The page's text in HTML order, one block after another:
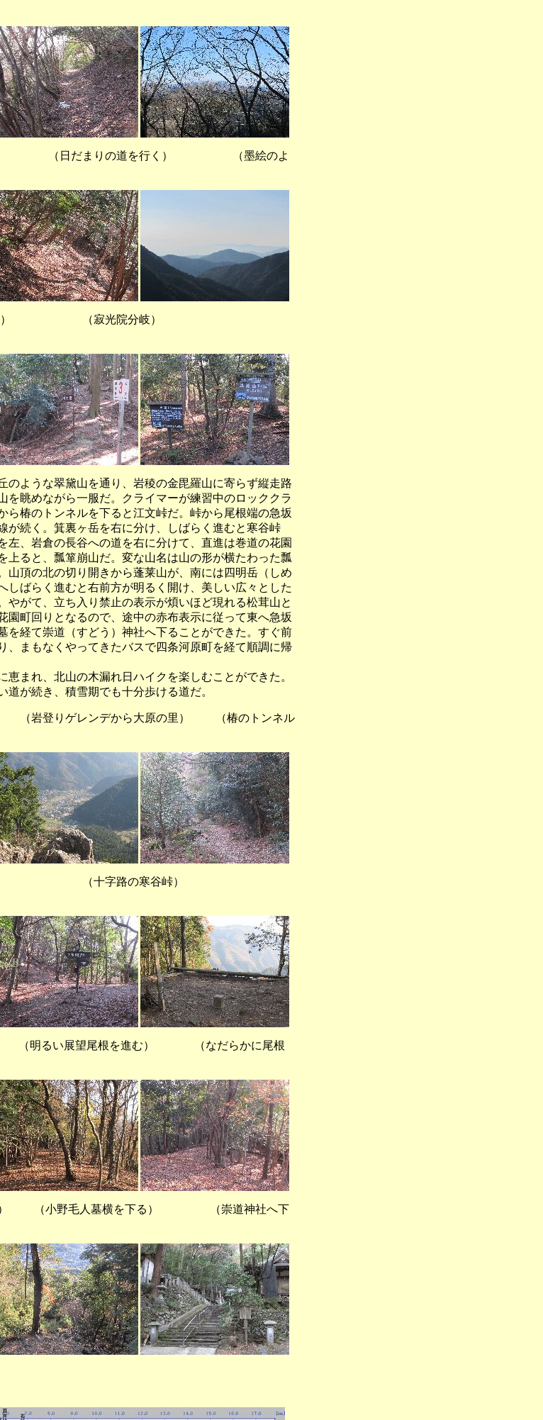
（日だまりの道を行く） （墨絵のよ
らかに下る） （寂光院分岐）
ような翠黛山を通り、岩稜の金毘羅山に寄らず縦走路
を眺めながら一服だ。クライマーが練習中のロッククラ
ら椿のトンネルを下ると江文峠だ。峠から尾根端の急坂
が続く。箕裏ヶ岳を右に分け、しばらく進むと寒谷峠
左、岩倉の長谷への道を右に分けて、直進は巻道の花園
上ると、瓢箪崩山だ。変な山名は山の形が横たわった瓢
山頂の北の切り開きから蓬莱山が、南には四明岳（しめ
しばらく進むと右前方が明るく開け、美しい広々とした
やがて、立ち入り禁止の表示が煩いほど現れる松茸山と
園町回りとなるので、途中の赤布表示に従って東へ急坂
を経て崇道（すどう）神社へ下ることができた。すぐ前
、まもなくやってきたバスで四条河原町を経て順調に帰
まれ、北山の木漏れ日ハイクを楽しむことができた。
道が続き、積雪期でも十分歩ける道だ。
（岩登りゲレンデから大原の里） （椿のトンネル
十字路の寒谷峠）
)） （明るい展望尾根を進む） （なだらかに尾根
る） （小野毛人墓横を下る） （崇道神社へ下